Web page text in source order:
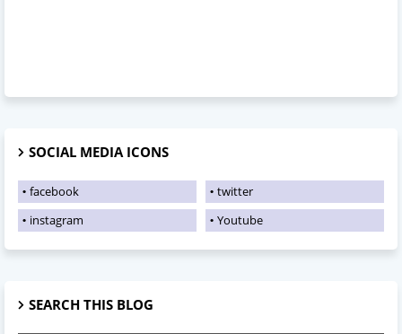
SOCIAL MEDIA ICONS
facebook
twitter
instagram
Youtube
SEARCH THIS BLOG